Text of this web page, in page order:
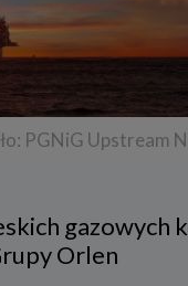
PGNiG Upstream
gazowych
Orlen